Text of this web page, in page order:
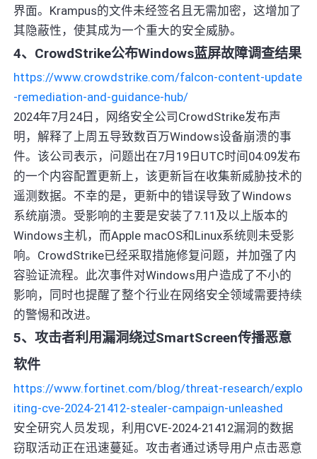
界面。Krampus的文件未经签名且无需加密，这增加了
其隐蔽性，使其成为一个重大的安全威胁。
4、CrowdStrike公布Windows蓝屏故障调查结果
https://www.crowdstrike.com/falcon-content-update
-remediation-and-guidance-hub/
2024年7月24日，网络安全公司CrowdStrike发布声
明，解释了上周五导致数百万Windows设备崩溃的事
件。该公司表示，问题出在7月19日UTC时间04:09发布
的一个内容配置更新上，该更新旨在收集新威胁技术的
遥测数据。不幸的是，更新中的错误导致了Windows
系统崩溃。受影响的主要是安装了7.11及以上版本的
Windows主机，而Apple macOS和Linux系统则未受影
响。CrowdStrike已经采取措施修复问题，并加强了内
容验证流程。此次事件对Windows用户造成了不小的
影响，同时也提醒了整个行业在网络安全领域需要持续
的警惕和改进。
5、攻击者利用漏洞绕过SmartScreen传播恶意
软件
https://www.fortinet.com/blog/threat-research/explo
iting-cve-2024-21412-stealer-campaign-unleashed
安全研究人员发现，利用CVE-2024-21412漏洞的数据
窃取活动正在迅速蔓延。攻击者通过诱导用户点击恶意